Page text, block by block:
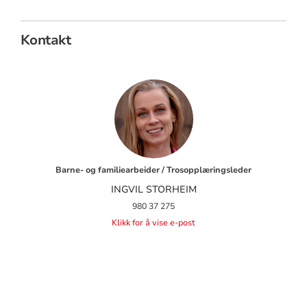
Kontakt
Barne- og familiearbeider / Trosopplæringsleder
INGVIL STORHEIM
980 37 275
Klikk for å vise e-post